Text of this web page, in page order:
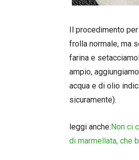
Il procedimento
frolla normale, ma
farina e
ampio,
acqua e di olio
sicuramente).
leggi anche:Non ci
di marmellata, che